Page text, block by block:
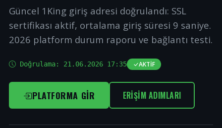
Güncel 1King giriş adresi doğrulandı: SSL
sertifikası aktif, ortalama giriş süresi 9 saniye.
2026 platform durum raporu ve bağlantı testi.
Doğrulama: 21.06.2026 17:35 AKTIF
PLATFORMA GIR ERIŞIM ADIMLARI